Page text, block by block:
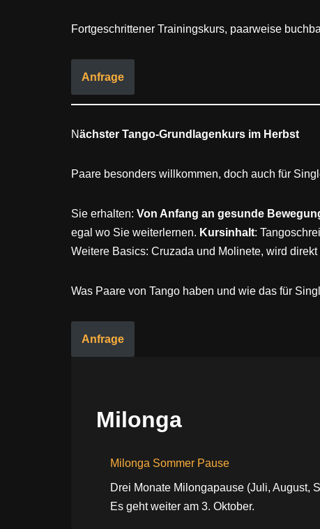
Fortgeschrittener Trainingskurs, paarweise
Anfrage
Nächster Tango-Grundlagenkurs im Herbst
Paare besonders willkommen, doch auch für
Sie erhalten: Von Anfang an gesunde
egal wo Sie weiterlernen. Kursinhalt:
Weitere Basics: Cruzada und Molinete, wird
Was Paare von Tango haben und wie das für
Anfrage
Milonga
Milonga Sommer Pause
Drei Monate Milongapause (Juli, August,
Es geht weiter am 3. Oktober.